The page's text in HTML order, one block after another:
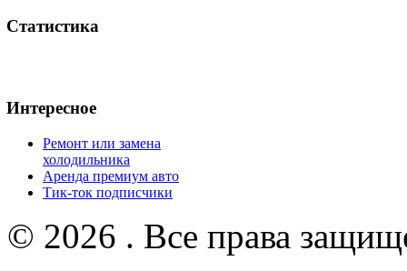
Статистика
Интересное
Ремонт или замена
холодильника
Аренда премиум авто
Тик-ток подписчики
© 2026 . Все права